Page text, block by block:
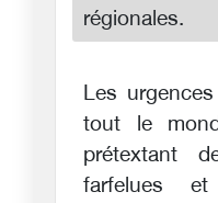
régionales.
Les
tout le
prétextant
farfelues